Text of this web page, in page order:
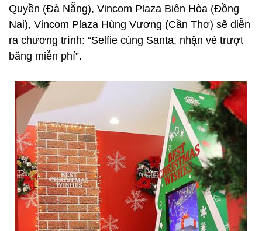
Quyền (Đà Nẵng), Vincom Plaza Biên Hòa (Đồng
Nai), Vincom Plaza Hùng Vương (Cần Thơ) sẽ diễn
ra chương trình: “Selfie cùng Santa, nhận vé trượt
băng miễn phí”.